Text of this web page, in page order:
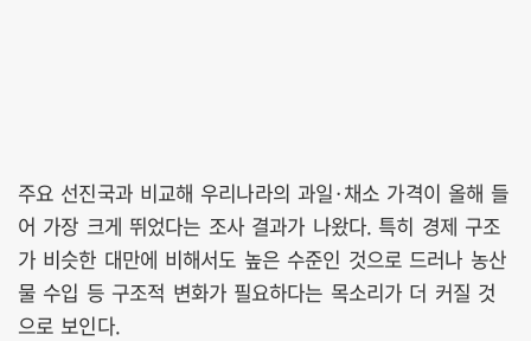
주요 선진국과 비교해 우리나라의 과일·채소 가격이 올해 들
어 가장 크게 뛰었다는 조사 결과가 나왔다. 특히 경제 구조
가 비슷한 대만에 비해서도 높은 수준인 것으로 드러나 농산
물 수입 등 구조적 변화가 필요하다는 목소리가 더 커질 것
으로 보인다.